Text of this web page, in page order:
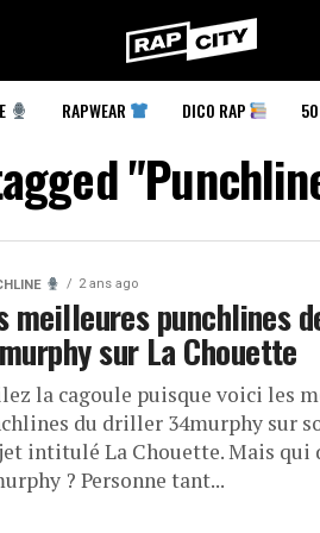
RapCity
RAPWEAR DICO RAP
2 ans ago
meilleures punchlines
sur La Chouette
la cagoule puisque voici les
du driller 34murphy sur
intitulé La Chouette. Mais qui
? Personne tant...